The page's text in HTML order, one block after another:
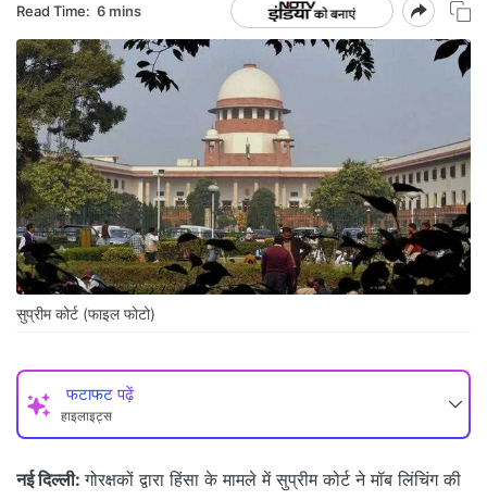
Read Time: 6 mins
सुप्रीम कोर्ट (फाइल फोटो)
फटाफट पढ़ें
हाइलाइट्स
नई दिल्ली: गोरक्षकों द्वारा हिंसा के मामले में सुप्रीम कोर्ट ने मॉब लिंचिंग की